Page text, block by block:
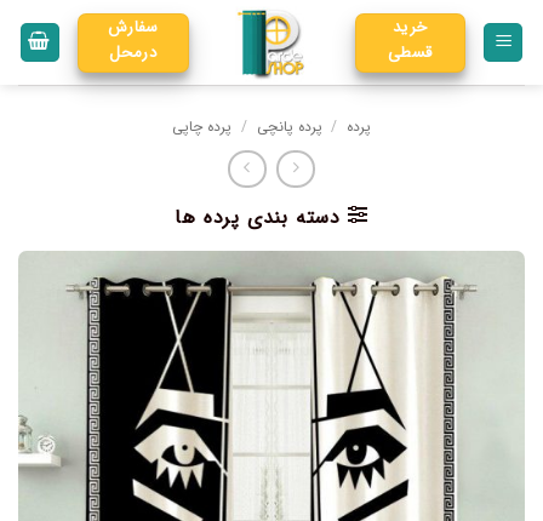
خرید
قسطی
سفارش
درمحل
پرده / پرده پانچی / پرده چاپی
دسته بندی پرده ها